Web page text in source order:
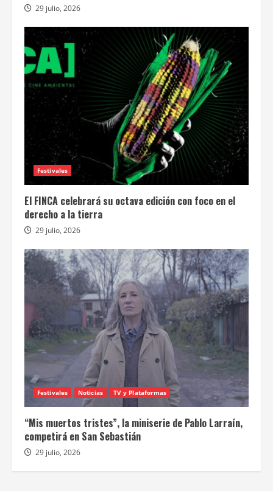
29 julio, 2026
Festivales
El FINCA celebrará su octava edición con foco en el
derecho a la tierra
29 julio, 2026
Festivales Noticias TV y Plataformas
“Mis muertos tristes”, la miniserie de Pablo Larraín,
competirá en San Sebastián
29 julio, 2026